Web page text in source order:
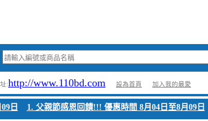
:http://www.110bd.com 設為首頁 加入我的最愛
1. 父親節感恩回饋!!! 優惠時間 8月04日至8月09日